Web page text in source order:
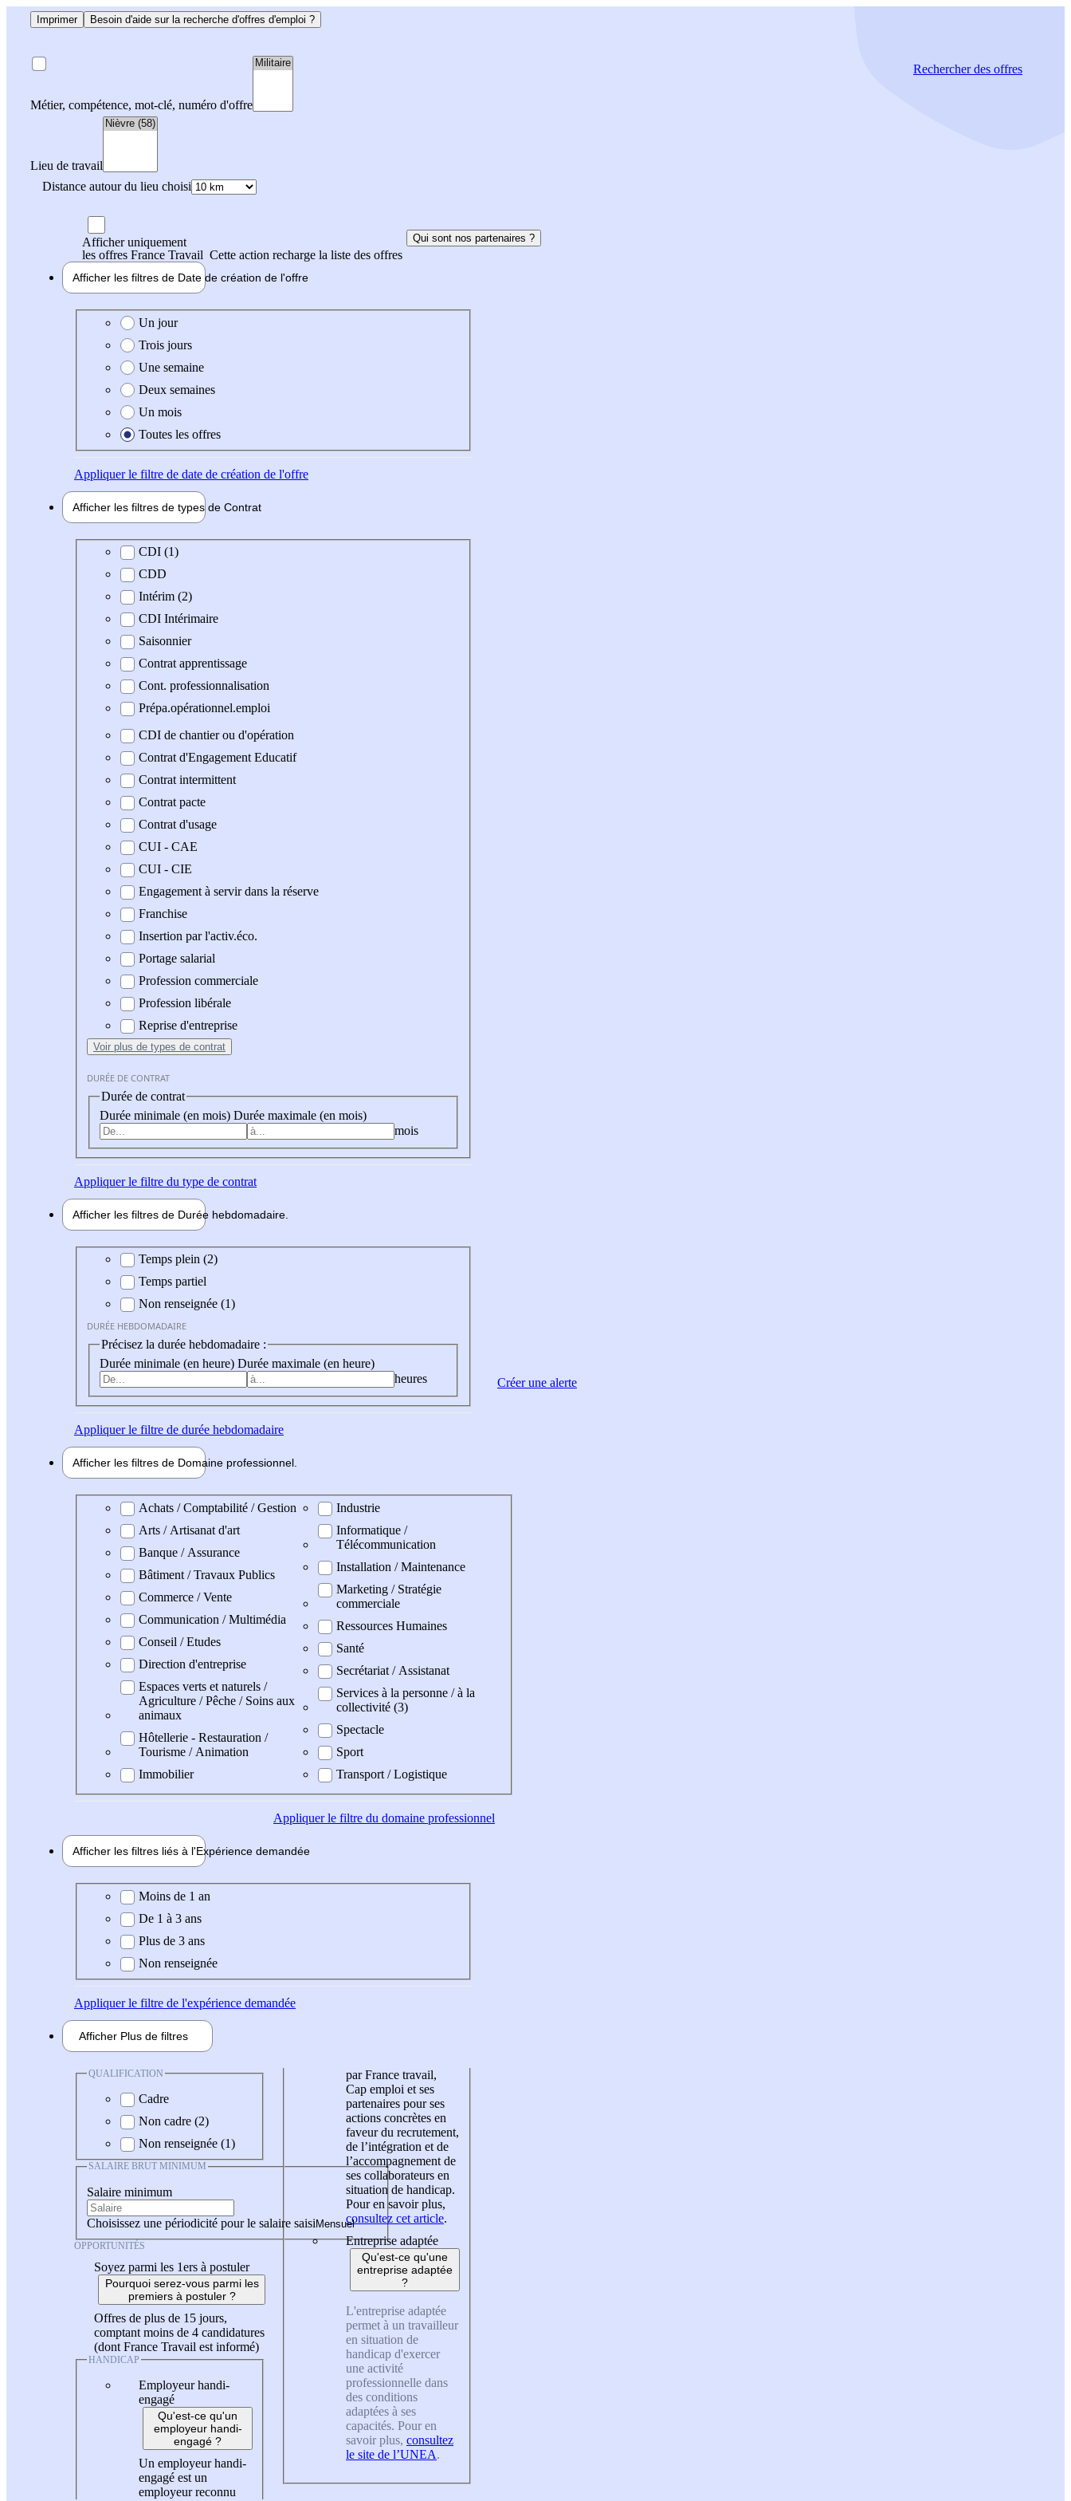
Imprimer Besoin d'aide sur la recherche d'offres d'emploi ?
Métier, compétence, mot-clé, numéro d'offre
Lieu de travail
Distance autour du lieu choisi
Rechercherdes offres
Afficher uniquement
les offres France Travail Cette action recharge la liste des offres
Qui sont nos partenaires ?
Afficher les filtres de Date de création de l'offre
Date de création de l'offre
Un jour
Trois jours
Une semaine
Deux semaines
Un mois
Toutes les offres
Appliquerle filtre de date de création de l'offre
Afficher les filtres de types de Contrat
Type de contrat
CDI (1)
CDD
Intérim (2)
CDI Intérimaire
Saisonnier
Contrat apprentissage
Cont. professionnalisation
Prépa.opérationnel.emploi
CDI de chantier ou d'opération
Contrat d'Engagement Educatif
Contrat intermittent
Contrat pacte
Contrat d'usage
CUI - CAE
CUI - CIE
Engagement à servir dans la réserve
Franchise
Insertion par l'activ.éco.
Portage salarial
Profession commerciale
Profession libérale
Reprise d'entreprise
Voir plus de types de contrat
DURÉE DE CONTRAT
Durée de contrat
Durée minimale (en mois) Durée maximale (en mois)
mois
Appliquerle filtre du type de contrat
Afficher les filtres de Durée hebdomadaire
Durée hebdomadaire
Temps plein (2)
Temps partiel
Non renseignée (1)
DURÉE HEBDOMADAIRE
Précisez la durée hebdomadaire :
Durée minimale (en heure) Durée maximale (en heure)
heures
Appliquerle filtre de durée hebdomadaire
Afficher les filtres de Domaine professionnel
Domaine professionel
Achats / Comptabilité / Gestion
Arts / Artisanat d'art
Banque / Assurance
Bâtiment / Travaux Publics
Commerce / Vente
Communication / Multimédia
Conseil / Etudes
Direction d'entreprise
Espaces verts et naturels /
Agriculture / Pêche / Soins aux
animaux
Hôtellerie - Restauration /
Tourisme / Animation
Immobilier
Industrie
Informatique /
Télécommunication
Installation / Maintenance
Marketing / Stratégie
commerciale
Ressources Humaines
Santé
Secrétariat / Assistanat
Services à la personne / à la
collectivité (3)
Spectacle
Sport
Transport / Logistique
Appliquerle filtre du domaine professionnel
Afficher les filtres liés à l'Expérience demandée
Expérience demandée
Moins de 1 an
De 1 à 3 ans
Plus de 3 ans
Non renseignée
Appliquerle filtre de l'expérience demandée
Afficher Plus de filtres
QUALIFICATION
Cadre
Non cadre (2)
Non renseignée (1)
SALAIRE BRUT MINIMUM
Salaire minimum
Choisissez une périodicité pour le salaire saisi
OPPORTUNITÉS
Soyez parmi les 1ers à postuler
Pourquoi serez-vous parmi les
premiers à postuler ?
Offres de plus de 15 jours,
comptant moins de 4 candidatures
(dont France Travail est informé)
HANDICAP
Employeur handi-
engagé
Qu'est-ce qu'un
employeur handi-
engagé ?
Un employeur handi-
engagé est un
employeur reconnu
par France travail,
Cap emploi et ses
partenaires pour ses
actions concrètes en
faveur du recrutement,
de l’intégration et de
l’accompagnement de
ses collaborateurs en
situation de handicap.
Pour en savoir plus,
consultez cet article.
Entreprise adaptée
Qu'est-ce qu'une
entreprise adaptée
?
L'entreprise adaptée
permet à un travailleur
en situation de
handicap d'exercer
une activité
professionnelle dans
des conditions
adaptées à ses
capacités. Pour en
savoir plus, consultez
le site de l’UNEA.
Créer une alerte